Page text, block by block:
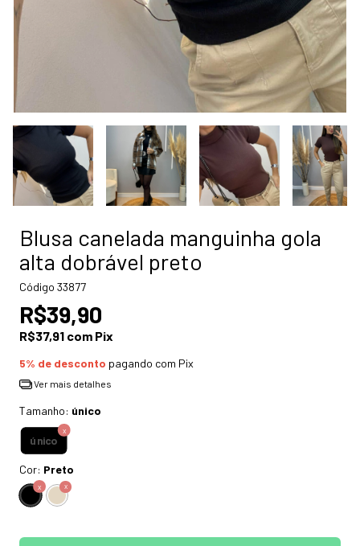
Blusa canelada manguinha gola
alta dobrável preto
Código 33877
R$39,90
R$37,91 com Pix
5% de desconto pagando com Pix
Ver mais detalhes
Tamanho: único
único
Cor: Preto